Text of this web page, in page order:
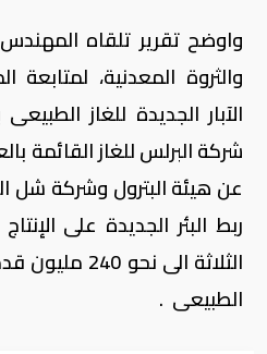
واوضح تقرير تلقاه المهندس
والثروة المعدنية،
شركة البرلس للغاز القائمة
عن هيئة البترول وشركة شل
ربط البئر الجديدة على
الثلاثة الى
الطبيعى .